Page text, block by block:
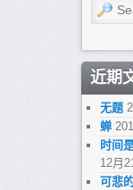
Search
近期
无题
蝉
时间
12月
可悲